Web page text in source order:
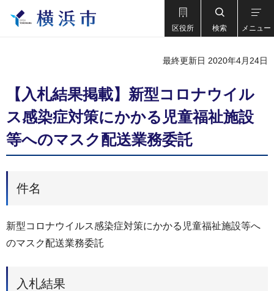
区役所 検索 メニュー
最終更新日 2020年4月24日
【入札結果掲載】新型コロナウイル
ス感染症対策にかかる児童福祉施設
等へのマスク配送業務委託
件名
新型コロナウイルス感染症対策にかかる児童福祉施設等へ
のマスク配送業務委託
入札結果